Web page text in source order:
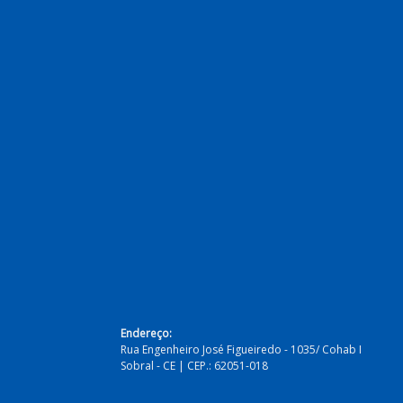
Endereço:
Rua Engenheiro José Figueiredo - 1035/ Cohab I
Sobral - CE | CEP.: 62051-018